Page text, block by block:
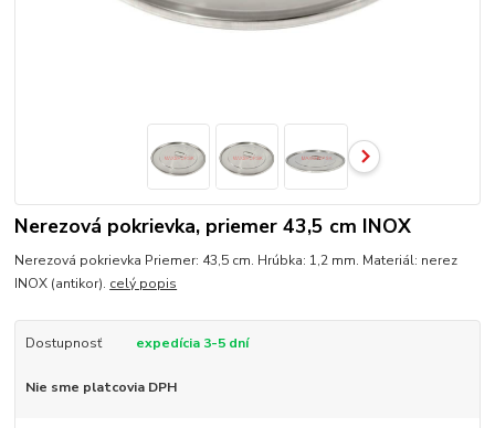
Nerezová pokrievka, priemer 43,5 cm INOX
Nerezová pokrievka Priemer: 43,5 cm. Hrúbka: 1,2 mm. Materiál: nerez
INOX (antikor). celý popis
Dostupnosť expedícia 3-5 dní
Nie sme platcovia DPH